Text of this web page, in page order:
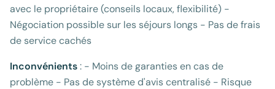
avec le propriétaire (conseils locaux, flexibilité) -
Négociation possible sur les séjours longs - Pas de frais
de service cachés
Inconvénients: - Moins de garanties en cas de
problème - Pas de système d'avis centralisé - Risque